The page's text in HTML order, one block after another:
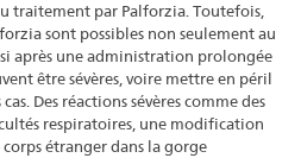
traitement par Palforzia. Toutefois,
sont possibles non seulement au
après une administration prolongée
être sévères, voire mettre en péril
Des réactions sévères comme des
respiratoires, une modification
étranger dans la gorge